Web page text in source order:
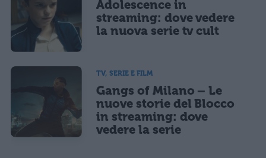
Adolescence in
streaming: dove vedere
la nuova serie tv cult
TV, SERIE E FILM
Gangs of Milano – Le
nuove storie del Blocco
in streaming: dove
vedere la serie